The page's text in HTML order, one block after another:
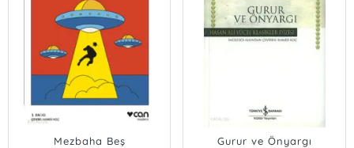
Mezbaha Beş Gurur ve Önyargı